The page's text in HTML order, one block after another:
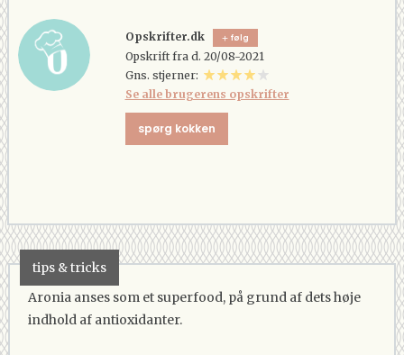
Opskrifter.dk følg
Opskrift fra d. 20/08-2021
Gns. stjerner:
Se alle brugerens opskrifter
spørg kokken
tips & tricks
Aronia anses som et superfood, på grund af dets høje
indhold af antioxidanter.